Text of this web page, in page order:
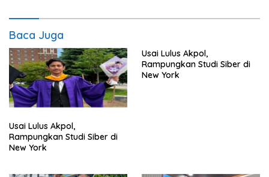
Baca Juga
Usai Lulus Akpol,
Rampungkan Studi Siber di
New York
Usai Lulus Akpol,
Rampungkan Studi Siber di
New York